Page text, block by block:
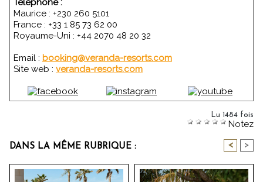
Téléphone :
Maurice : +230 260 5101
France : +33 1 85 73 62 00
Royaume-Uni : +44 2070 48 20 32
Email : booking@veranda-resorts.com
Site web : veranda-resorts.com
Lu 1484 fois
Notez
DANS LA MÊME RUBRIQUE : < >